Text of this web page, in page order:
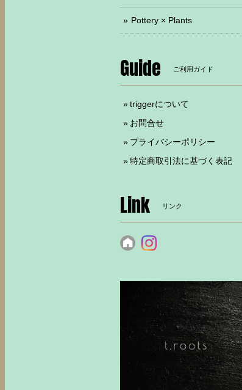
Pottery × Plants
Guide ご利用ガイド
triggerについて
お問合せ
プライバシーポリシー
特定商取引法に基づく表記
Link リンク